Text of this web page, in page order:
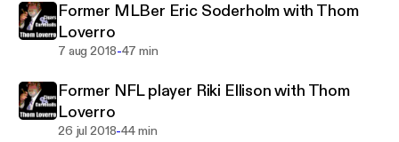
Former MLBer Eric Soderholm with Thom
Loverro
7 aug 2018-47 min
Former NFL player Riki Ellison with Thom
Loverro
26 jul 2018-44 min